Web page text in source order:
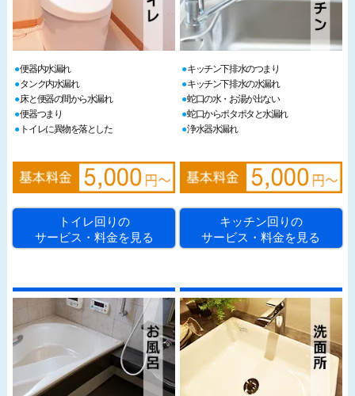
便器内水漏れ
タンク内水漏れ
床と便器の間から水漏れ
便器つまり
トイレに異物を落とした
トイレ回りの
サービス・料金を見る
キッチン下排水のつまり
キッチン下排水の水漏れ
蛇口の水・お湯が出ない
蛇口からポタポタと水漏れ
浄水器水漏れ
キッチン回りの
サービス・料金を見る